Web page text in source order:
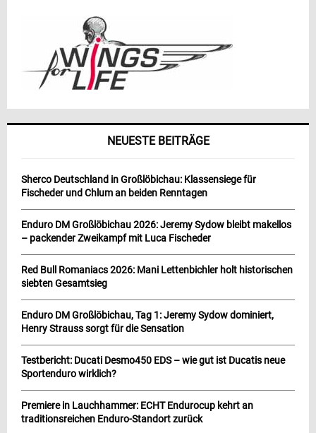
NEUESTE BEITRÄGE
Sherco Deutschland in Großlöbichau: Klassensiege für
Fischeder und Chlum an beiden Renntagen
Enduro DM Großlöbichau 2026: Jeremy Sydow bleibt makellos
– packender Zweikampf mit Luca Fischeder
Red Bull Romaniacs 2026: Mani Lettenbichler holt historischen
siebten Gesamtsieg
Enduro DM Großlöbichau, Tag 1: Jeremy Sydow dominiert,
Henry Strauss sorgt für die Sensation
Testbericht: Ducati Desmo450 EDS – wie gut ist Ducatis neue
Sportenduro wirklich?
Premiere in Lauchhammer: ECHT Endurocup kehrt an
traditionsreichen Enduro-Standort zurück